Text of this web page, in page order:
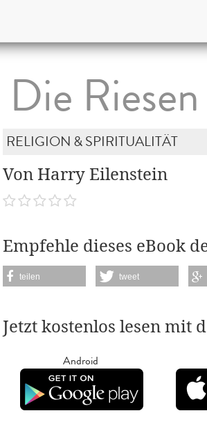
Die Riesen
RELIGION & SPIRITUALITÄT
Von Harry Eilenstein
Empfehle dieses eBook
teilen tweet
Jetzt kostenlos lesen mit
Android